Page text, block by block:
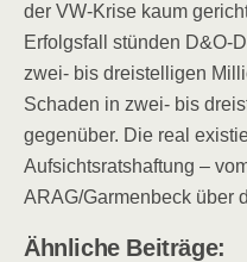
der VW-Krise kaum
Erfolgsfall stünden D&O-
zwei- bis dreistelligen
Schaden in zwei- bis
gegenüber. Die real
Aufsichtsratshaftung –
ARAG/Garmenbeck über
Ähnliche Beiträge: